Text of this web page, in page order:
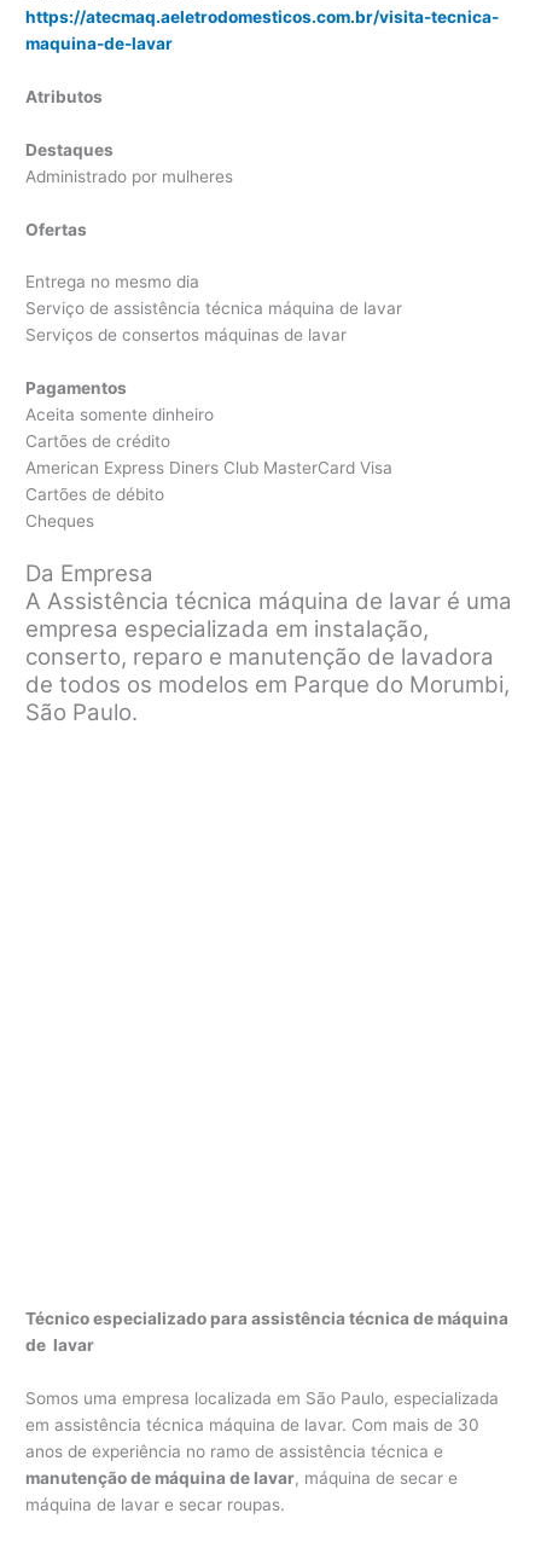
https://atecmaq.aeletrodomesticos.com.br/visita-tecnica-
maquina-de-lavar
Atributos
Destaques
Administrado por mulheres
Ofertas
Entrega no mesmo dia
Serviço de assistência técnica máquina de lavar
Serviços de consertos máquinas de lavar
Pagamentos
Aceita somente dinheiro
Cartões de crédito
American Express Diners Club MasterCard Visa
Cartões de débito
Cheques
Da Empresa
A Assistência técnica máquina de lavar é uma
empresa especializada em instalação,
conserto, reparo e manutenção de lavadora
de todos os modelos em Parque do Morumbi,
São Paulo.
Técnico especializado para assistência técnica de máquina
de lavar
Somos uma empresa localizada em São Paulo, especializada
em assistência técnica máquina de lavar. Com mais de 30
anos de experiência no ramo de assistência técnica e
manutenção de máquina de lavar, máquina de secar e
máquina de lavar e secar roupas.